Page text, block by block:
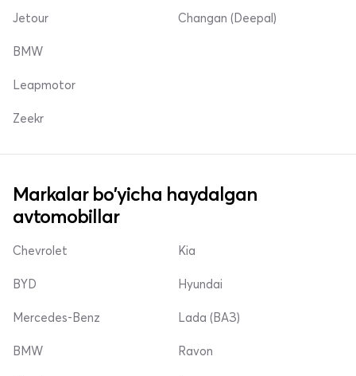
Jetour Changan (Deepal)
BMW
Leapmotor
Zeekr
Markalar bo'yicha haydalgan
avtomobillar
Chevrolet
BYD
Mercedes-Benz
Kia
Hyundai
Lada (ВАЗ)
BMW Ravon